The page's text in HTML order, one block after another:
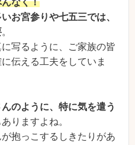
なく！
お宮参りや七五三では、
。
写るように、ご家族の皆
伝える工夫をしていま
のように、特に気を遣う
ありますよね。
抱っこするしきたりがあ